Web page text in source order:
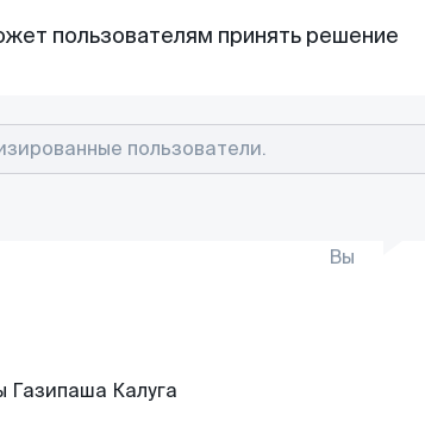
пользователям принять решение
Вы